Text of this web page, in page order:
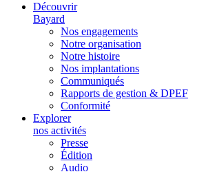
Découvrir
Bayard
Nos engagements
Notre organisation
Notre histoire
Nos implantations
Communiqués
Rapports de gestion & DPEF
Conformité
Explorer
nos activités
Presse
Édition
Audio